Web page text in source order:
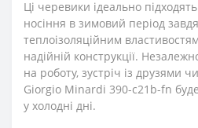
Ці черевики ідеально
носіння в зимовий період
теплоізоляційним
надійній конструкції.
на роботу, зустріч із друзями
Giorgio Minardi 390-c21b-fn
у холодні дні.